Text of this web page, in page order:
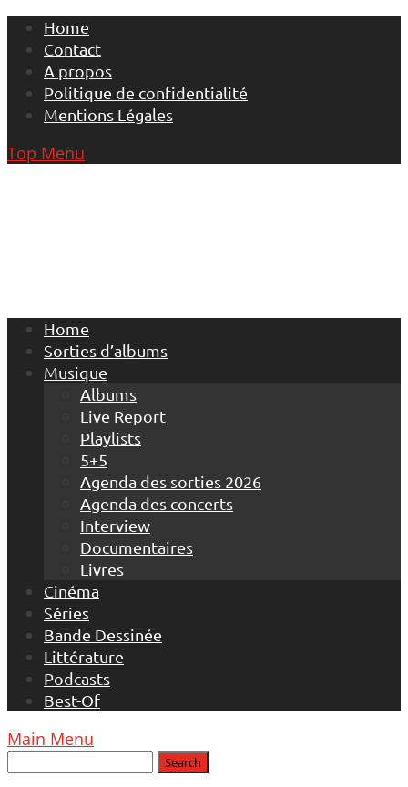
Skip
content
Home
Contact
A propos
Politique de confidentialité
Mentions Légales
Top Menu
Home
Sorties d’albums
Musique
Albums
Live Report
Playlists
5+5
Agenda des sorties 2026
Agenda des concerts
Interview
Documentaires
Livres
Cinéma
Séries
Bande Dessinée
Littérature
Podcasts
Best-Of
Main Menu